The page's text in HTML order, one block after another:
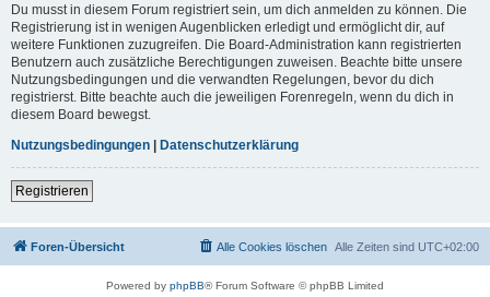
Du musst in diesem Forum registriert sein, um dich anmelden zu können. Die
Registrierung ist in wenigen Augenblicken erledigt und ermöglicht dir, auf
weitere Funktionen zuzugreifen. Die Board-Administration kann registrierten
Benutzern auch zusätzliche Berechtigungen zuweisen. Beachte bitte unsere
Nutzungsbedingungen und die verwandten Regelungen, bevor du dich
registrierst. Bitte beachte auch die jeweiligen Forenregeln, wenn du dich in
diesem Board bewegst.
Nutzungsbedingungen | Datenschutzerklärung
Registrieren
Foren-Übersicht Alle Zeiten sind UTC+02:00
Alle Cookies löschen
Powered by phpBB® Forum Software © phpBB Limited